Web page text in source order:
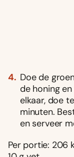
Doe de
de honing
elkaar, doe
minuten.
en serveer
Per portie: 206